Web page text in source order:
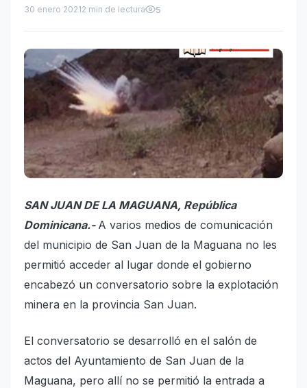
30 enero 20212 min de lectura 5
SAN JUAN DE LA MAGUANA, República
Dominicana.- A varios medios de comunicación
del municipio de San Juan de la Maguana no les
permitió acceder al lugar donde el gobierno
encabezó un conversatorio sobre la explotación
minera en la provincia San Juan.
El conversatorio se desarrolló en el salón de
actos del Ayuntamiento de San Juan de la
Maguana, pero allí no se permitió la entrada a